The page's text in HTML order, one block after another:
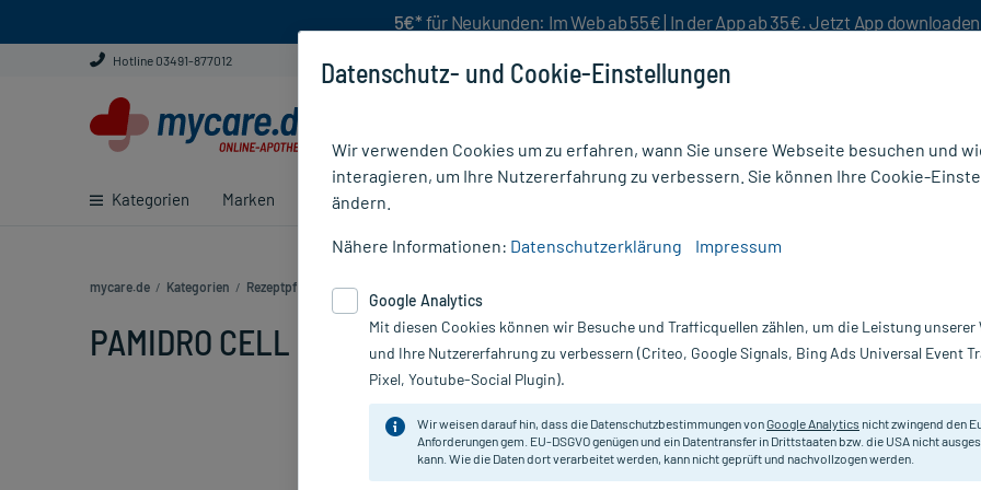
5€* für Neukunden: Im Web ab 55€ | In der App ab 35€. Jetzt App downloaden
Hotline 03491-877012
Kategorien Marken Ratgeber
mycare.de / Kategorien / Rezeptpflichtige Medikamente
PAMIDRO CELL 3MG/ML 30MG, 4X1 St PAMIDRO-cell 3 mg/ml 30mg
Inhalt:
PZN:
Hersteller:
Datenschutz- und Cookie-Einstellungen
Wir verwenden Cookies um zu erfahren, wann Sie unsere Webseite besuchen und
interagieren, um Ihre Nutzererfahrung zu verbessern. Sie können Ihre Cookie-
ändern.
Nähere Informationen: Datenschutzerklärung Impressum
Google Analytics
Mit diesen Cookies können wir Besuche und Trafficquellen zählen, um die Leistung unserer
und Ihre Nutzererfahrung zu verbessern (Criteo, Google Signals, Bing Ads Universal Event
Pixel, Youtube-Social Plugin).
Wir weisen darauf hin, dass die Datenschutzbestimmungen vonGoogle Analytics nicht zwingend den
Anforderungen gem. EU-DSGVO genügen und ein Datentransfer in Drittstaaten bzw. die USA nicht
kann. Wie die Daten dort verarbeitet werden, kann nicht geprüft und nachvollzogen werden.